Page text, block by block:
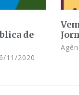
de
11/2020